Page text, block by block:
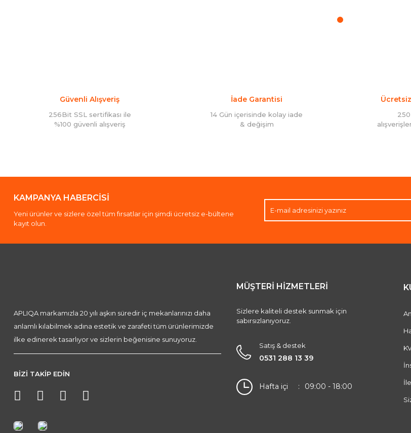
Güvenli Alışveriş
256Bit SSL sertifikası ile
%100 güvenli alışveriş
İade Garantisi
14 Gün içerisinde kolay iade
& değişim
KAMPANYA HABERCİSİ
Yeni ürünler ve sizlere özel tüm fırsatlar için şimdi ücretsiz e-bültene
kayıt olun.
APLIQA markamızla 20 yılı aşkın süredir iç mekanlarınızı daha
anlamlı kılabilmek adına estetik ve zarafeti tüm ürünlerimizde
ilke edinerek tasarlıyor ve sizlerin beğenisine sunuyoruz.
BİZİ TAKİP EDİN
MÜŞTERİ HİZMETLERİ
Sizlere kaliteli destek sunmak için
sabırsızlanıyoruz.
Satış & destek
0531 288 13 39
Hafta içi 09:00 - 18:00